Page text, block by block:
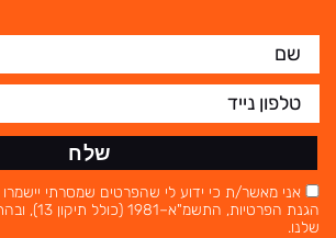
אני מאשר/ת כי ידוע לי שהפרטים שמסרתי יישמרו
הגנת הפרטיות, התשמ"א–1981 (כולל תיקון 13), ובהתאם ל
שלנו.
שלח